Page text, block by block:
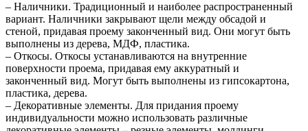
– Наличники. Традиционный и наиболее распространенный
вариант. Наличники закрывают щели между обсадой и
стеной, придавая проему законченный вид. Они могут быть
выполнены из дерева, МДФ, пластика.
– Откосы. Откосы устанавливаются на внутренние
поверхности проема, придавая ему аккуратный и
законченный вид. Могут быть выполнены из гипсокартона,
пластика, дерева.
– Декоративные элементы. Для придания проему
индивидуальности можно использовать различные